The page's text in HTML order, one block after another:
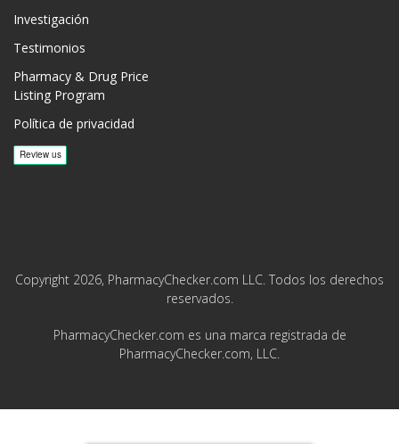
Investigación
Testimonios
Pharmacy & Drug Price
Listing Program
Política de privacidad
Copyright 2026, PharmacyChecker.com LLC. Todos los derechos
reservados.
PharmacyChecker.com es una marca registrada de
PharmacyChecker.com, LLC.